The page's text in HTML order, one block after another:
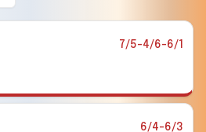
7/5-4/6-6/1
6/4-6/3